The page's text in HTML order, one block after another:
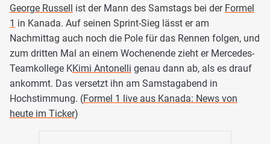
George Russell ist der Mann des Samstags bei der Formel
1 in Kanada. Auf seinen Sprint-Sieg lässt er am
Nachmittag auch noch die Pole für das Rennen folgen, und
zum dritten Mal an einem Wochenende zieht er Mercedes-
Teamkollege KKimi Antonelli genau dann ab, als es drauf
ankommt. Das versetzt ihn am Samstagabend in
Hochstimmung. (Formel 1 live aus Kanada: News von
heute im Ticker)